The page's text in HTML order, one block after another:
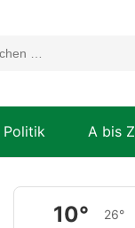
Politik A bis Z
10° 26°